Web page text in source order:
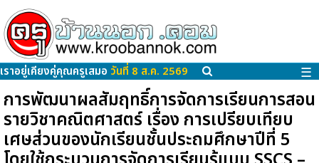
เราอยู่เคียงคู่คุณครูเสมอ วันที่ 8 ส.ค. 2569 ☰
การพัฒนาผลสัมฤทธิ์การจัดการเรียนการสอน
รายวิชาคณิตศาสตร์ เรื่อง การเปรียบเทียบ
เศษส่วนของนักเรียนชั้นประถมศึกษาปีที่ 5